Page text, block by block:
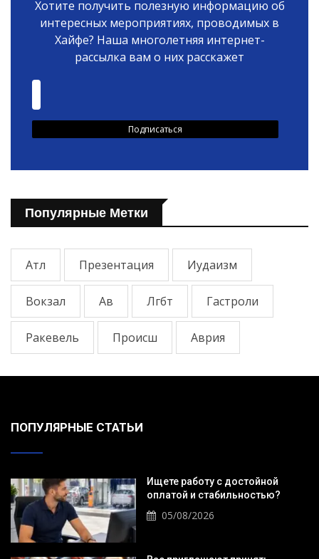
Хотите получить полезную информацию об
интересных мероприятиях, проводимых в
Хайфе? Наша многолетняя интернет-
рассылка вам о них расскажет
Популярные Метки
Атл Презентация Иудаизм
Вокзал Ав Лгбт Гастроли
Ракевель Происш Аврия
ПОПУЛЯРНЫЕ СТАТЬИ
Ищете работу с достойной
оплатой и стабильностью?
05/08/2026